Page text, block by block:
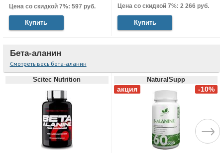
Цена со скидкой 7%: 597 руб.
Купить
Цена со скидкой 7%: 2 266 руб.
Купить
Бета-аланин
Смотреть весь бета-аланин
Scitec Nutrition NaturalSupp